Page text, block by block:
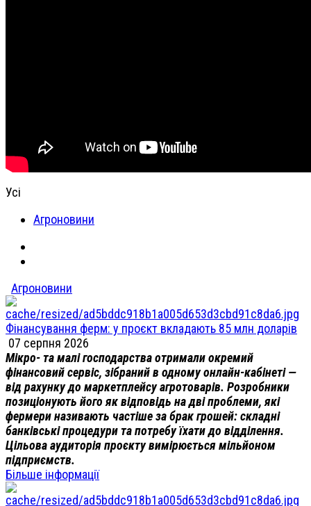
Усі
Агроновини
Агроновини
Фінансування ферм: у проєкт вкладають 85 млн доларів
07 серпня 2026
Мікро- та малі господарства отримали окремий
фінансовий сервіс, зібраний в одному онлайн-кабінеті —
від рахунку до маркетплейсу агротоварів. Розробники
позиціонують його як відповідь на дві проблеми, які
фермери називають частіше за брак грошей: складні
банківські процедури та потребу їхати до відділення.
Цільова аудиторія проєкту вимірюється мільйоном
підприємств.
Більше інформації